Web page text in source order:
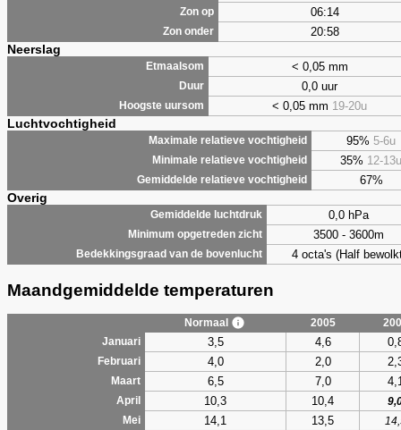
Zon op 06:14
Zon onder 20:58
Neerslag
Etmaalsom < 0,05 mm
Duur 0,0 uur
Hoogste uursom < 0,05 mm 19-20u
Luchtvochtigheid
Maximale relatieve vochtigheid 95% 5-6u
Minimale relatieve vochtigheid 35% 12-13u
Gemiddelde relatieve vochtigheid 67%
Overig
Gemiddelde luchtdruk 0,0 hPa
Minimum opgetreden zicht 3500 - 3600m
Bedekkingsgraad van de bovenlucht 4 octa's (Half
Maandgemiddelde temperaturen
Normaal 2005
Januari
3,5 4,6
Februari 4,0 2,0
Maart 6,5 7,0
April 10,3 10,4
Mei
14,1 13,5